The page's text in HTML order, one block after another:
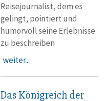
Reisejournalist, dem es
gelingt, pointiert und
humorvoll seine Erlebnisse
zu beschreiben
weiter...
Das Königreich der